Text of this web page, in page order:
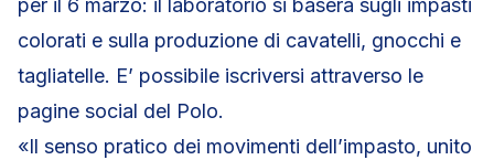
per il 6 marzo: il laboratorio si baserà sugli impasti
colorati e sulla produzione di cavatelli, gnocchi e
tagliatelle. E’ possibile iscriversi attraverso le
pagine social del Polo.
«Il senso pratico dei movimenti dell’impasto, unito